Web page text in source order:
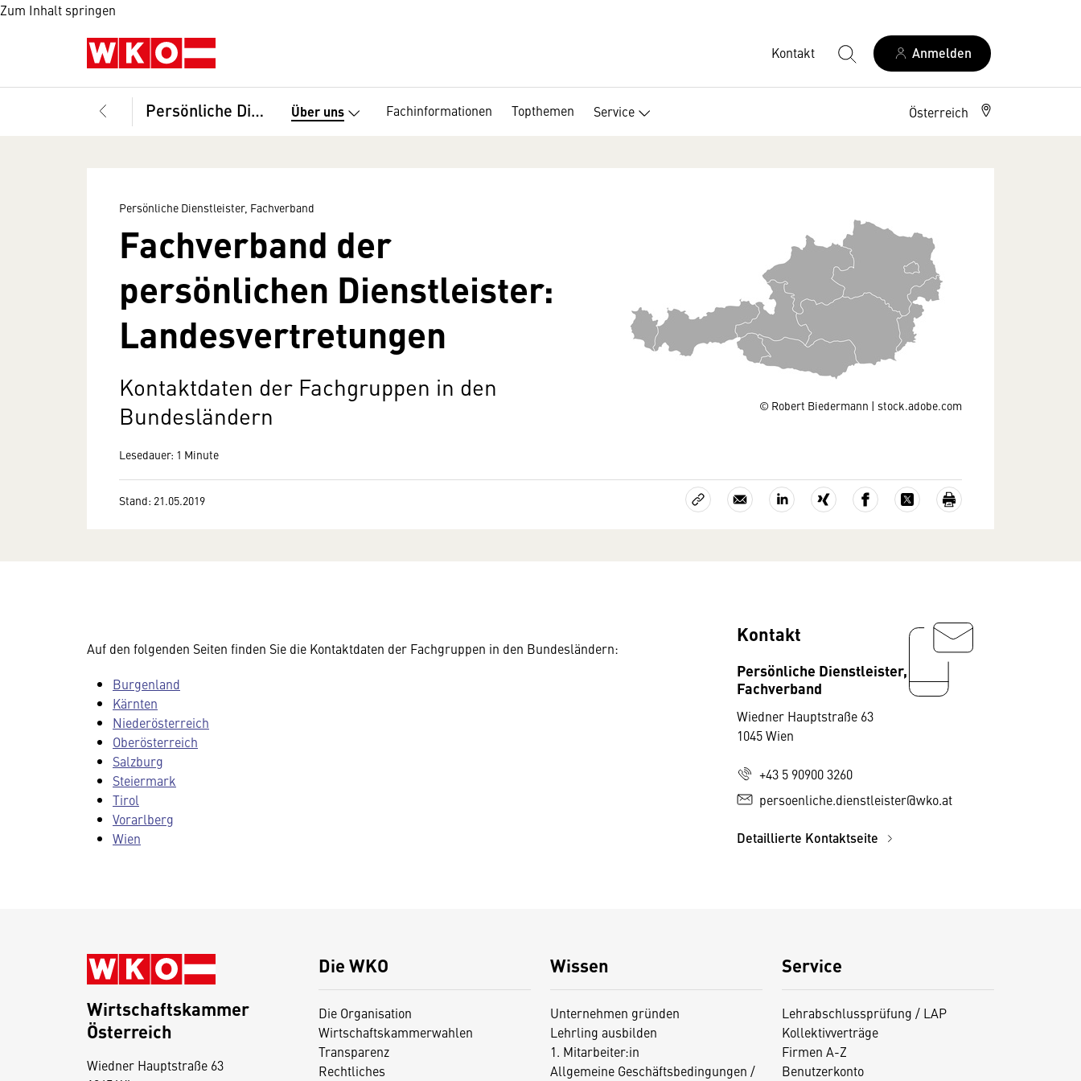
Zum Inhalt springen
Kontakt Anmelden
Persönliche Dienstleister, Fachverband Über uns Fachinformationen Topthemen Service Österreich
© Robert Biedermann | stock.adobe.com
Persönliche Dienstleister, Fachverband
Fachverband der
persönlichen Dienstleister:
Landes­vertretungen
Kontaktdaten der Fachgruppen in den
Bundesländern
Lesedauer: 1 Minute
Stand: 21.05.2019
Auf den folgenden Seiten finden Sie die Kontaktdaten der Fachgruppen in den Bundesländern:
Burgenland
Kärnten
Niederösterreich
Oberösterreich
Salzburg
Steiermark
Tirol
Vorarlberg
Wien
Kontakt
Persönliche Dienstleister,
Fachverband
Wiedner Hauptstraße 63
1045 Wien
+43 5 90900 3260
persoenliche.dienstleister@wko.at
Detaillierte Kontaktseite
Die WKO
Die Organisation
Wirtschaftskammerwahlen
Transparenz
Rechtliches
Wissen
Unternehmen gründen
Lehrling ausbilden
1. Mitarbeiter:in
Allgemeine Geschäftsbedingungen /
Service
Lehrabschlussprüfung / LAP
Kollektivverträge
Firmen A-Z
Benutzerkonto
Wirtschaftskammer
Österreich
Wiedner Hauptstraße 63